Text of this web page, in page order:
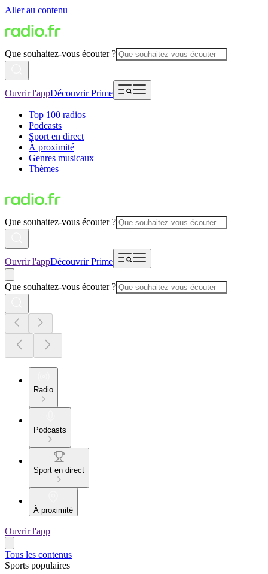
Aller au contenu
Que souhaitez-vous écouter ?
Ouvrir l'appDécouvrir Prime
Top 100 radios
Podcasts
Sport en direct
À proximité
Genres musicaux
Thèmes
Que souhaitez-vous écouter ?
Ouvrir l'appDécouvrir Prime
Que souhaitez-vous écouter ?
Radio
Podcasts
Sport en direct
À proximité
Ouvrir l'app
Tous les contenus
Sports populaires